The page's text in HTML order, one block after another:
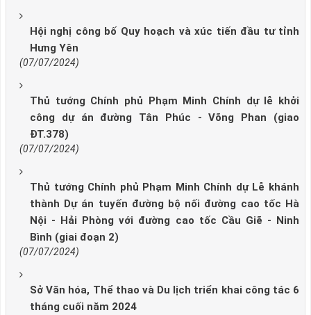
Hội nghị công bố Quy hoạch và xúc tiến đầu tư tỉnh
Hưng Yên
(07/07/2024)
Thủ tướng Chính phủ Phạm Minh Chính dự lễ khởi
công dự án đường Tân Phúc - Võng Phan (giao
ĐT.378)
(07/07/2024)
Thủ tướng Chính phủ Phạm Minh Chính dự Lễ khánh
thành Dự án tuyến đường bộ nối đường cao tốc Hà
Nội - Hải Phòng với đường cao tốc Cầu Giẽ - Ninh
Bình (giai đoạn 2)
(07/07/2024)
Sở Văn hóa, Thể thao và Du lịch triển khai công tác 6
tháng cuối năm 2024